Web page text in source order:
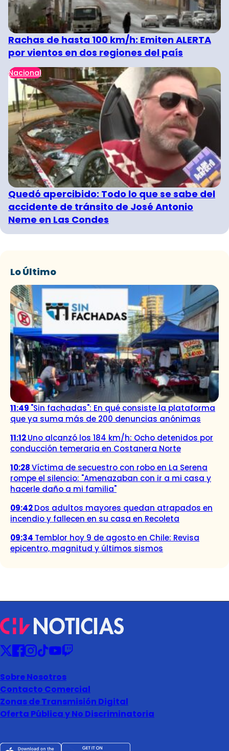
Rachas de hasta 100 km/h: Emiten ALERTA
por vientos en dos regiones del país
Nacional
Quedó apercibido: Todo lo que se sabe del
accidente de tránsito de José Antonio
Neme en Las Condes
Lo Último
11:49 "Sin fachadas": En qué consiste la plataforma
que ya suma más de 200 denuncias anónimas
11:12Uno alcanzó los 184 km/h: Ocho detenidos por
conducción temeraria en Costanera Norte
10:28Víctima de secuestro con robo en La Serena
rompe el silencio: "Amenazaban con ir a mi casa y
hacerle daño a mi familia"
09:42Dos adultos mayores quedan atrapados en
incendio y fallecen en su casa en Recoleta
09:34 Temblor hoy 9 de agosto en Chile: Revisa
epicentro, magnitud y últimos sismos
Sobre Nosotros
Contacto Comercial
Zonas de Transmisión Digital
Oferta Pública y No Discriminatoria